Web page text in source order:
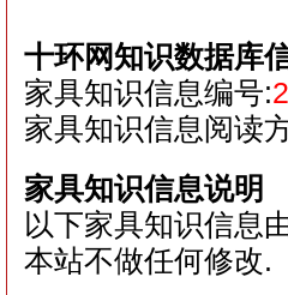
十环网知识数据库
家具知识信息编号:
家具知识信息阅读
家具知识信息说明
以下家具知识信息
本站不做任何修改.